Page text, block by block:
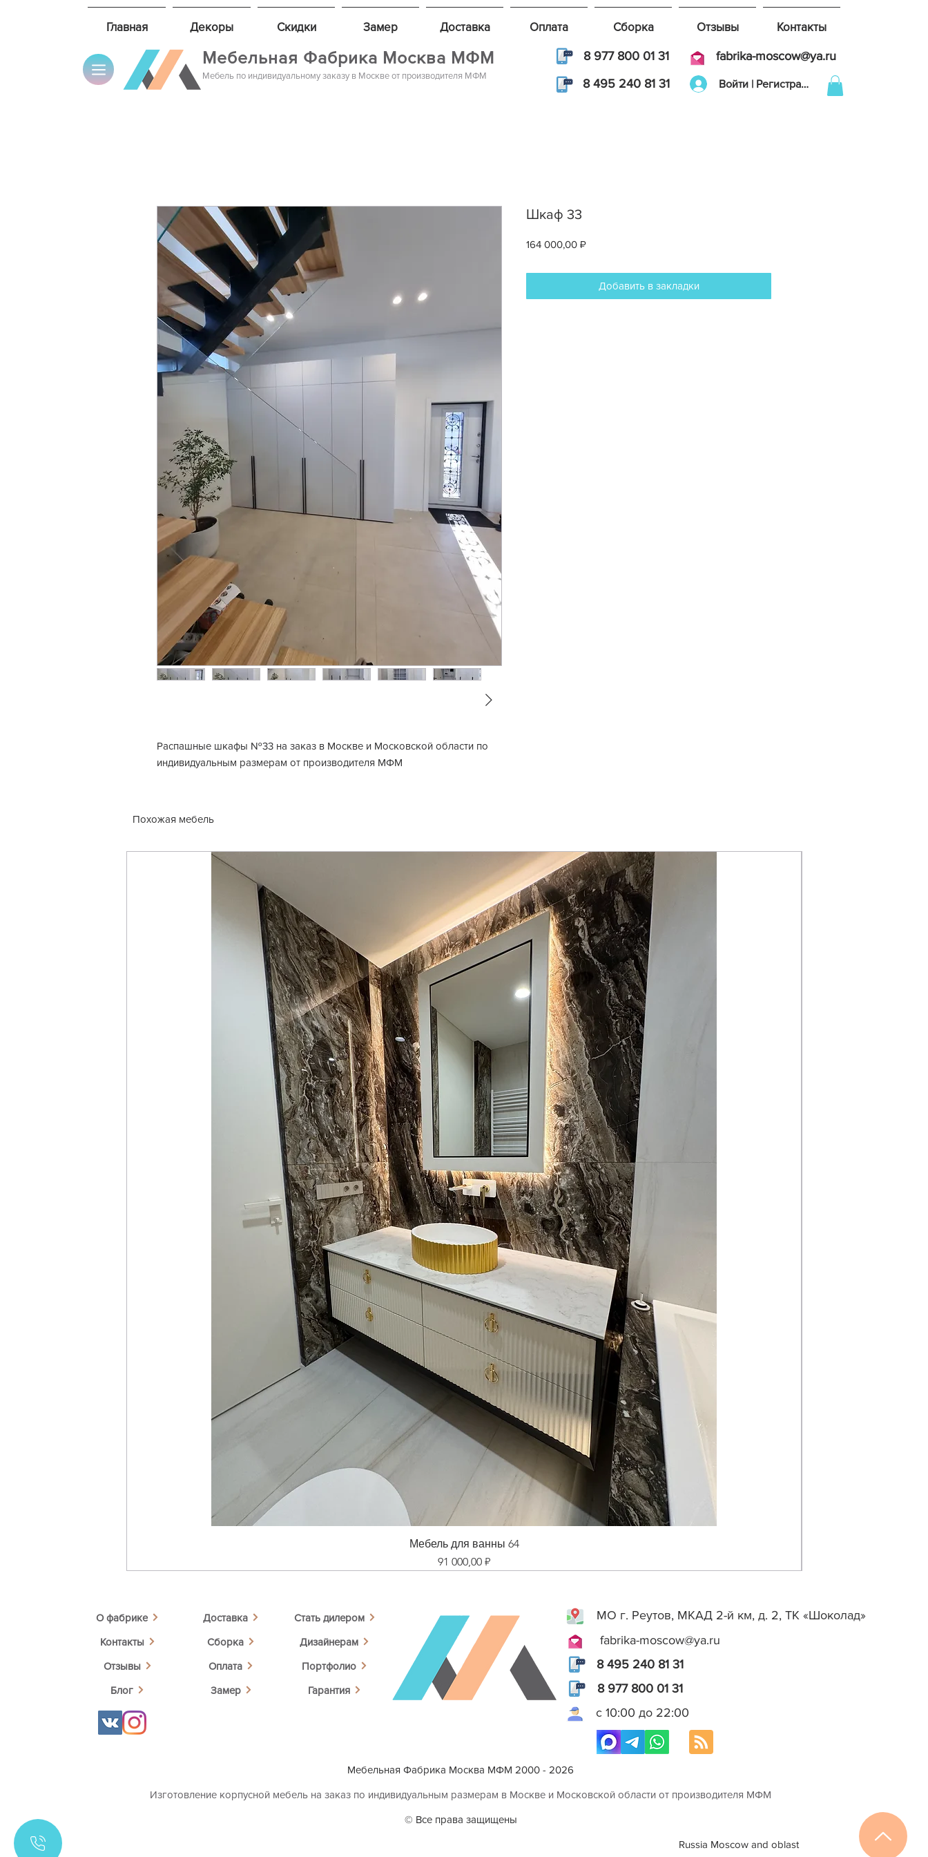
Главная Декоры Скидки Замер Доставка Оплата Сборка Отзывы Контакты
Мебельная Фабрика Москва МФМ
Мебель по индивидуальному заказу в Москве от производителя МФМ
8 977 800 01 31
fabrika-moscow@ya.ru
8 495 240 81 31
Войти | Регистрация
Распашные шкафы №33 на заказ в Москве и Московской области по
индивидуальным размерам от производителя МФМ
Шкаф 33
164 000,00 ₽Цена
Добавить в закладки
Похожая мебель
Мебель для ванны 64
Цена
91 000,00 ₽
О фабрике
Контакты
Отзывы
Блог
Доставка
Сборка
Оплата
Замер
Стать дилером
Дизайнерам
Портфолио
Гарантия
МО г. Реутов, МКАД 2-й км, д. 2, ТК «Шоколад»
fabrika-moscow@ya.ru
8 495 240 81 31
8 977 800 01 31
с 10:00 до 22:00
Мебельная Фабрика Москва МФМ 2000 - 2026
Изготовление корпусной мебель на заказ по индивидуальным размерам в Москве и Московской области от производителя МФМ
© Все права защищены
Russia Moscow and oblast